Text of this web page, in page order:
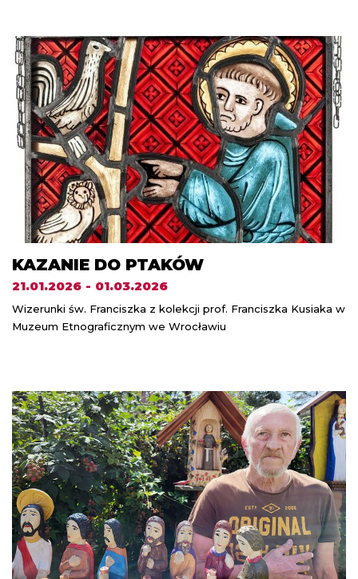
KAZANIE DO PTAKÓW
21.01.2026 - 01.03.2026
Wizerunki św. Franciszka z kolekcji prof. Franciszka Kusiaka w
Muzeum Etnograficznym we Wrocławiu